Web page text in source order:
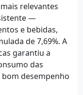
relevantes
—
e bebidas,
de 7,69%. A
garantiu a
das
desempenho